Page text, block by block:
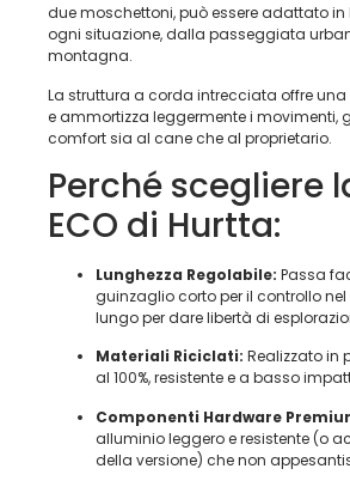
due moschettoni, può essere adattato in
ogni situazione, dalla passeggiata
montagna.
La struttura a corda intrecciata offre
e ammortizza leggermente i movimenti,
comfort sia al cane che al proprietario.
Perché scegliere
ECO di Hurtta:
Lunghezza Regolabile: Passa
guinzaglio corto per il controllo
lungo per dare libertà di
Materiali Riciclati: Realizzato in
al 100%, resistente e a basso
Componenti Hardware
alluminio leggero e resistente (o
della versione) che non